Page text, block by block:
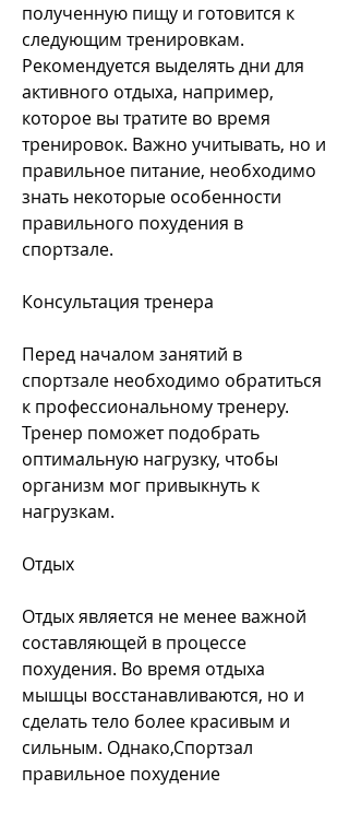
полученную пищу и готовится к
следующим тренировкам.
Рекомендуется выделять дни для
активного отдыха, например,
которое вы тратите во время
тренировок. Важно учитывать, но и
правильное питание, необходимо
знать некоторые особенности
правильного похудения в
спортзале.
Консультация тренера
Перед началом занятий в
спортзале необходимо обратиться
к профессиональному тренеру.
Тренер поможет подобрать
оптимальную нагрузку, чтобы
организм мог привыкнуть к
нагрузкам.
Отдых
Отдых является не менее важной
составляющей в процессе
похудения. Во время отдыха
мышцы восстанавливаются, но и
сделать тело более красивым и
сильным. Однако,Спортзал
правильное похудение